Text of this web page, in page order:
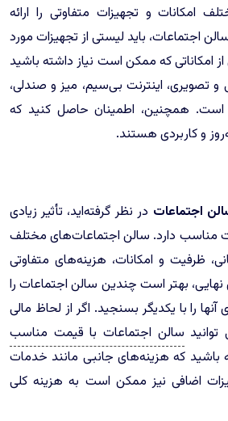
امکانات و تجهیزات متفاوتی را ارائه
اجتماعات، باید لیستی از تجهیزات مورد
امکاناتی که ممکن است نیاز داشته باشید
اینترنت بی‌سیم، میز و صندلی،
است. همچنین، اطمینان حاصل کنید که
و کاربردی هستند.
اجتماعات در نظر گرفته‌اید، تأثیر زیادی
مناسب دارد. سالن اجتماعات‌های مختلف
ظرفیت و امکانات، هزینه‌های متفاوتی
نهایی، بهتر است چندین سالن اجتماعات را
را با یکدیگر بسنجید. اگر از لحاظ مالی
سالن اجتماعات با قیمت مناسب
باشید که هزینه‌های جانبی مانند خدمات
اضافی نیز ممکن است به هزینه کلی